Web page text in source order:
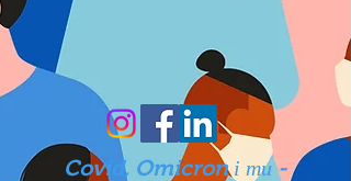
Covid, Omicron і ти -